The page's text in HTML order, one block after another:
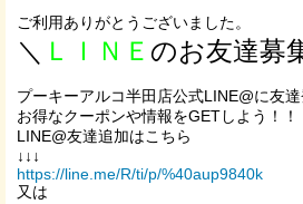
ご利用ありがとうございました。
＼ ＬＩＮＥ のお友達募
プーキーアルコ半田店公式LINE@に友
お得なクーポンや情報をGETしよう！！
LINE@友達追加はこちら
↓↓↓
https://line.me/R/ti/p/%40aup9840k
又は